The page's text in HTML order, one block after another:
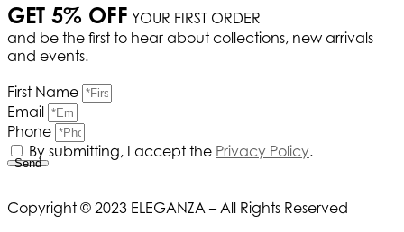
GET 5% OFF YOUR FIRST ORDER
and be the first to hear about collections, new arrivals
and events.
First Name
Email
Phone
By submitting, I accept the Privacy Policy.
Send
Copyright © 2023 ELEGANZA – All Rights Reserved